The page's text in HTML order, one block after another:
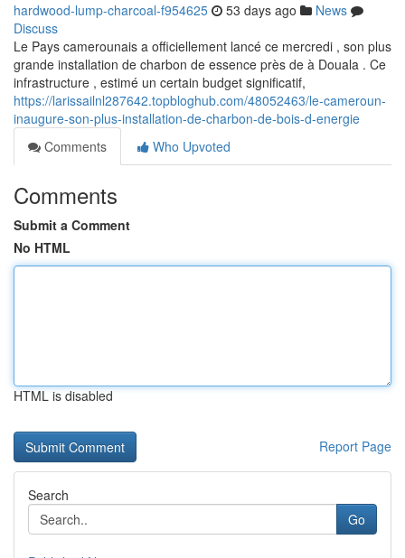
hardwood-lump-charcoal-f954625 53 days ago
News
Discuss
Le Pays camerounais a officiellement lancé ce mercredi , son plus
grande installation de charbon de essence près de à Douala . Ce
infrastructure , estimé un certain budget significatif,
https://larissailnl287642.topbloghub.com/48052463/le-cameroun-
inaugure-son-plus-installation-de-charbon-de-bois-d-energie
Comments
Who Upvoted
Comments
Submit a Comment
No HTML
HTML is disabled
Report Page
Search
Go